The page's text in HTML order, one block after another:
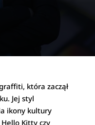
która zaczął
Jej styl
ikony kultury
Kitty czy